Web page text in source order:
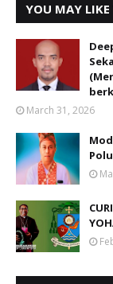
YOU MAY LIKE
March 31, 2026